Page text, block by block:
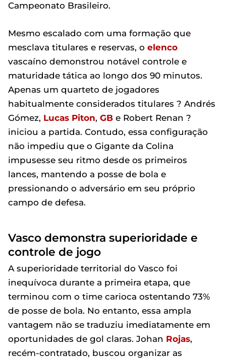
Campeonato Brasileiro.
Mesmo escalado com uma formação que
mesclava titulares e reservas, o elenco
vascaíno demonstrou notável controle e
maturidade tática ao longo dos 90 minutos.
Apenas um quarteto de jogadores
habitualmente considerados titulares ? Andrés
Gómez, Lucas Piton, GB e Robert Renan ?
iniciou a partida. Contudo, essa configuração
não impediu que o Gigante da Colina
impusesse seu ritmo desde os primeiros
lances, mantendo a posse de bola e
pressionando o adversário em seu próprio
campo de defesa.
Vasco demonstra superioridade e
controle de jogo
A superioridade territorial do Vasco foi
inequívoca durante a primeira etapa, que
terminou com o time carioca ostentando 73%
de posse de bola. No entanto, essa ampla
vantagem não se traduziu imediatamente em
oportunidades de gol claras. Johan Rojas,
recém-contratado, buscou organizar as